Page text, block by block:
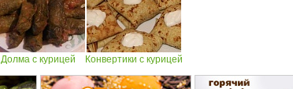
Долма с курицей Конвертики с курицей